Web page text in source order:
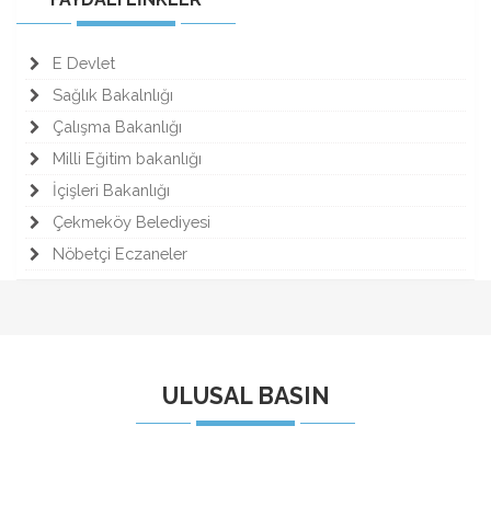
E Devlet
Sağlık Bakalnlığı
Çalışma Bakanlığı
Milli Eğitim bakanlığı
İçişleri Bakanlığı
Çekmeköy Belediyesi
Nöbetçi Eczaneler
ULUSAL BASIN